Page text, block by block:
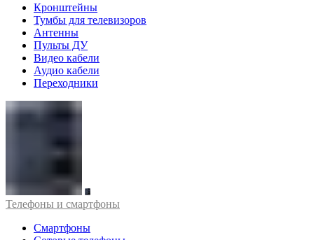
Кронштейны
Тумбы для телевизоров
Антенны
Пульты ДУ
Видео кабели
Аудио кабели
Переходники
Телефоны и смартфоны
Смартфоны